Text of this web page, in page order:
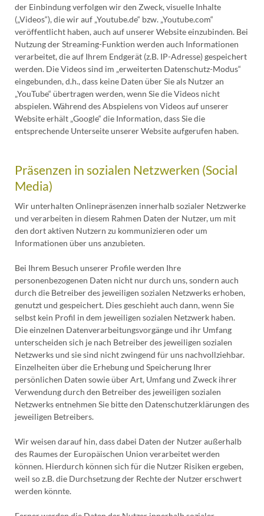
der Einbindung verfolgen wir den Zweck, visuelle Inhalte
(„Videos“), die wir auf „Youtube.de“ bzw. „Youtube.com“
veröffentlicht haben, auch auf unserer Website einzubinden. Bei
Nutzung der Streaming-Funktion werden auch Informationen
verarbeitet, die auf Ihrem Endgerät (z.B. IP-Adresse) gespeichert
werden. Die Videos sind im „erweiterten Datenschutz-Modus“
eingebunden, d.h., dass keine Daten über Sie als Nutzer an
„YouTube“ übertragen werden, wenn Sie die Videos nicht
abspielen. Während des Abspielens von Videos auf unserer
Website erhält „Google“ die Information, dass Sie die
entsprechende Unterseite unserer Website aufgerufen haben.
Präsenzen in sozialen Netzwerken (Social
Media)
Wir unterhalten Onlinepräsenzen innerhalb sozialer Netzwerke
und verarbeiten in diesem Rahmen Daten der Nutzer, um mit
den dort aktiven Nutzern zu kommunizieren oder um
Informationen über uns anzubieten.
Bei Ihrem Besuch unserer Profile werden Ihre
personenbezogenen Daten nicht nur durch uns, sondern auch
durch die Betreiber des jeweiligen sozialen Netzwerks erhoben,
genutzt und gespeichert. Dies geschieht auch dann, wenn Sie
selbst kein Profil in dem jeweiligen sozialen Netzwerk haben.
Die einzelnen Datenverarbeitungsvorgänge und ihr Umfang
unterscheiden sich je nach Betreiber des jeweiligen sozialen
Netzwerks und sie sind nicht zwingend für uns nachvollziehbar.
Einzelheiten über die Erhebung und Speicherung Ihrer
persönlichen Daten sowie über Art, Umfang und Zweck ihrer
Verwendung durch den Betreiber des jeweiligen sozialen
Netzwerks entnehmen Sie bitte den Datenschutzerklärungen des
jeweiligen Betreibers.
Wir weisen darauf hin, dass dabei Daten der Nutzer außerhalb
des Raumes der Europäischen Union verarbeitet werden
können. Hierdurch können sich für die Nutzer Risiken ergeben,
weil so z.B. die Durchsetzung der Rechte der Nutzer erschwert
werden könnte.